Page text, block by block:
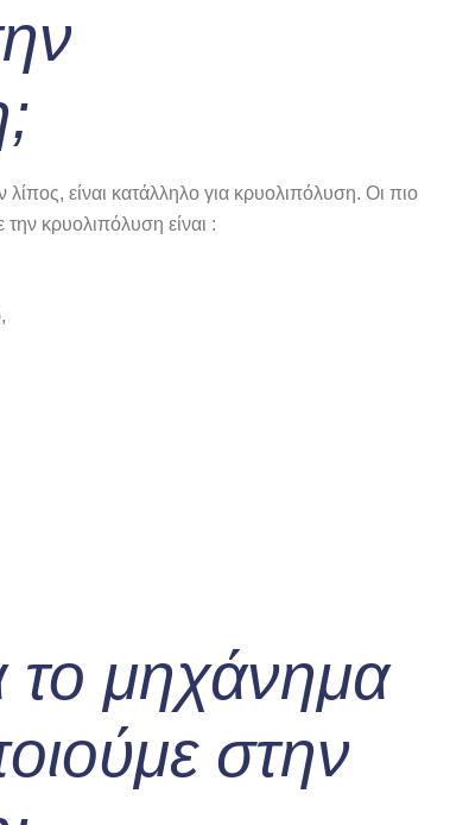
είναι κατάλληλο για κρυολιπόλυση. Οι πιο
την κρυολιπόλυση είναι :
το μηχάνημα
στην